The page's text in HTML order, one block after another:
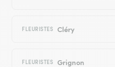
FLEURISTES Cléry
FLEURISTES Grignon